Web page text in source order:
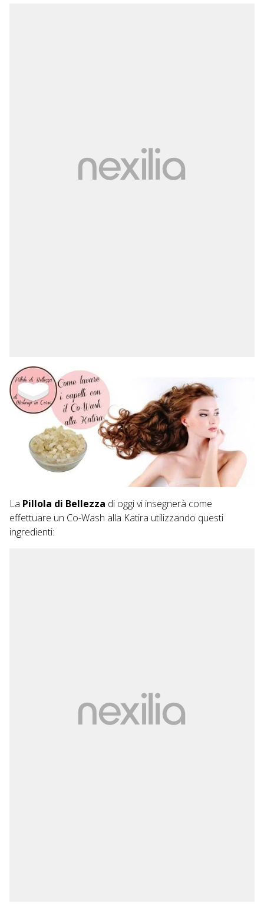
La Pillola di Bellezza di oggi vi insegnerà come
effettuare un Co-Wash alla Katira utilizzando questi
ingredienti: